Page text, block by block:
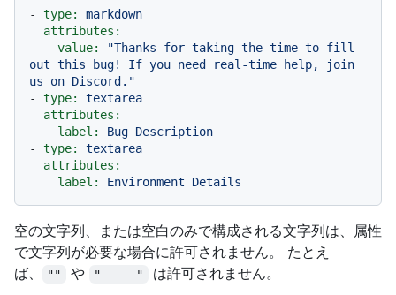
- type:
markdown
attributes:
value:
"Thanks for taking the time to fill
out this bug! If you need real-time help, join
us on Discord."
-
type:
textarea
attributes:
label:
Bug Description
-
type:
textarea
attributes:
label:
Environment Details
空の文字列、または空白のみで構成される文字列は、属性
で文字列が必要な場合に許可されません。 たとえ
ば、
"" や "     "
は許可されません。